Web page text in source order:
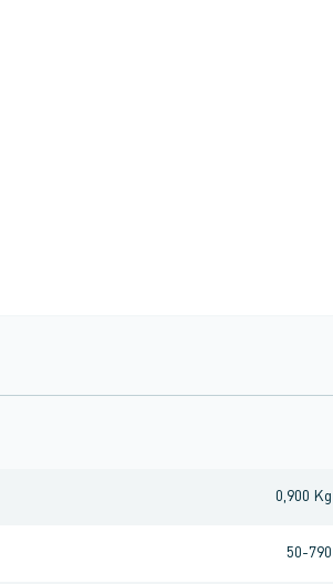
0,900 Kg
50-790